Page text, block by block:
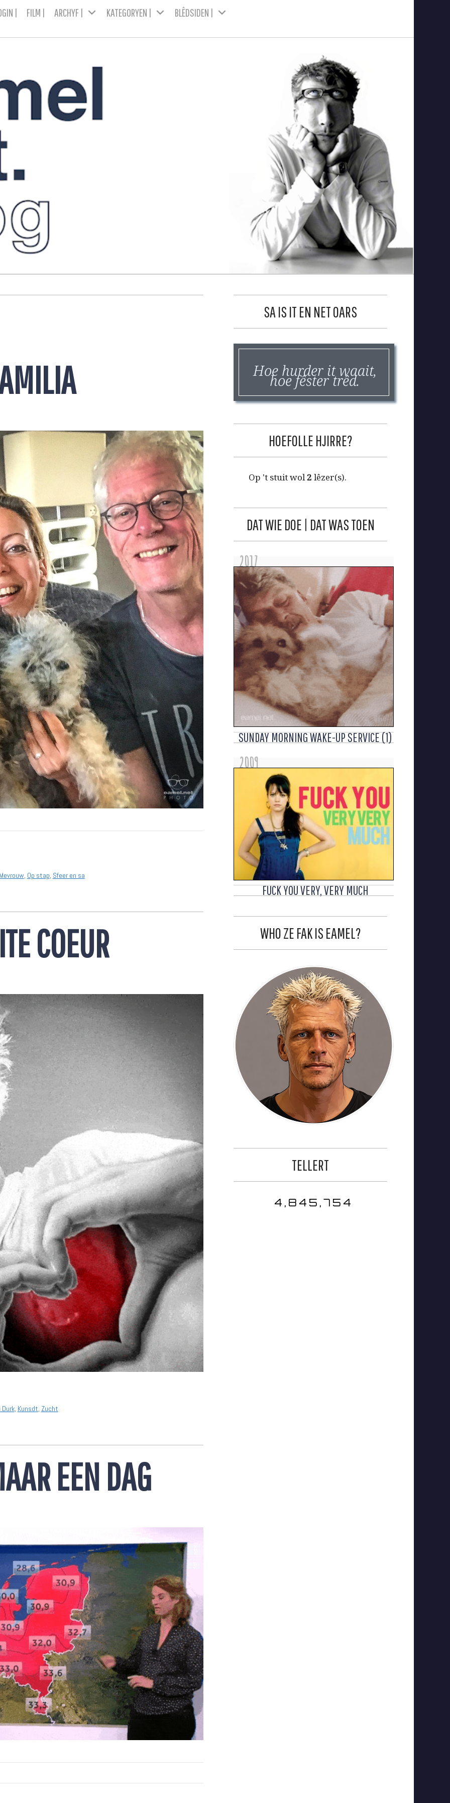
| FILM | ARCHYF | KATEGORYEN | BLÊDSIDEN |
Mevrouw, Op stap, Sfeer en sa
COEUR
, Kunsdt, Zucht
EEN DAG
SA IS IT EN NET OARS
Hoe hurder it waait,
hoe fêster trêd.
HOEFOLLE HJIRRE?
Op 't stuit wol 2 lêzer(s).
DAT WIE DOE | DAT WAS TOEN
2017
SUNDAY MORNING WAKE-UP SERVICE (1)
2009
FUCK YOU VERY, VERY MUCH
WHO ZE FAK IS EAMEL?
TELLERT
4,845,754